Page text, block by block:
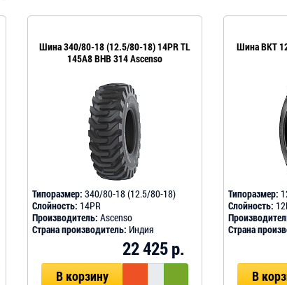
Шина 340/80-18 (12.5/80-18) 14PR TL
145A8 BHB 314 Ascenso
Типоразмер: 340/80-18 (12.5/80-18)
Слойность: 14PR
Производитель: Ascenso
Страна производитель: Индия
22 425 р.
В корзину
Шина BKT
Типоразмер:
Слойность:
Страна
В